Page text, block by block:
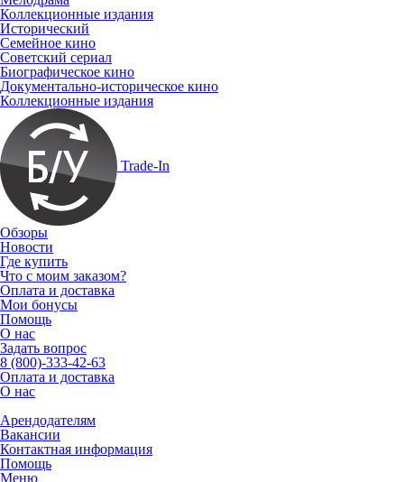
Коллекционные издания
Исторический
Семейное кино
Советский сериал
Биографическое кино
Документально-историческое кино
Коллекционные издания
Trade-In
Обзоры
Новости
Где купить
Что с моим заказом?
Оплата и доставка
Мои бонусы
Помощь
О нас
Задать вопрос
8 (800)-333-42-63
Оплата и доставка
О нас
Арендодателям
Вакансии
Контактная информация
Помощь
Меню